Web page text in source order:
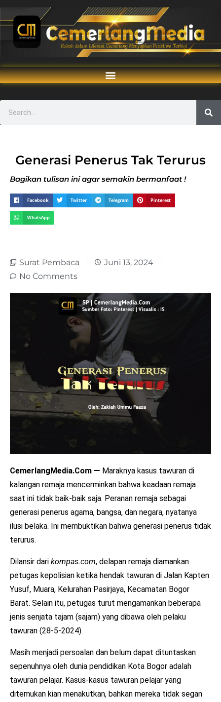
Generasi Penerus Tak Terurus
Bagikan tulisan ini agar semakin bermanfaat !
Facebook Twitter Telegram Pinterest
WhatsApp
Surat Pembaca
Juni 13, 2024
No Comments
CemerlangMedia.Com — Maraknya kasus tawuran di
kalangan remaja mencerminkan bahwa keadaan remaja
saat ini tidak baik-baik saja. Peranan remaja sebagai
generasi penerus agama, bangsa, dan negara, nyatanya
ilusi belaka. Ini membuktikan bahwa generasi penerus tidak
terurus.
Dilansir dari kompas.com, delapan remaja diamankan
petugas kepolisian ketika hendak tawuran di Jalan Kapten
Yusuf, Muara, Kelurahan Pasirjaya, Kecamatan Bogor
Barat. Selain itu, petugas turut mengamankan beberapa
jenis senjata tajam (sajam) yang dibawa oleh pelaku
tawuran (28-5-2024).
Masih menjadi persoalan dan belum dapat dituntaskan
sepenuhnya oleh dunia pendidikan Kota Bogor adalah
tawuran pelajar. Kasus-kasus tawuran pelajar yang
ditemukan kian menakutkan, bahkan mereka tidak segan